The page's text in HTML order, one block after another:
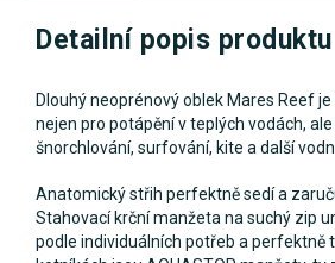
Detailní popis produktu
Dlouhý neoprénový oblek Mares Reef
nejen pro potápění v teplých vodách,
šnorchlování, surfování, kite a další
Anatomický střih perfektně sedí a
Stahovací krční manžeta na suchý zip
podle individuálních potřeb a perfektně